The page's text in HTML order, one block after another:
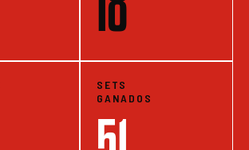
SETS
GANADOS